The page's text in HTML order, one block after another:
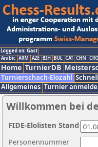
Logged on: Gast
Arabic ARM AZE BIH BUL CAT CHN CRO
Home TurnierDB
Turnierschach-Elozahl
Allgemeines Turnier
Willkommen bei
Personennummer
FIDE-Elolisten Stand